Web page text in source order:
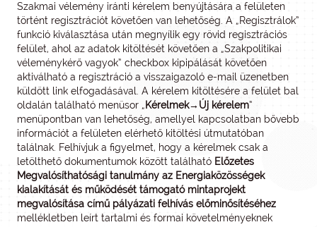
Szakmai vélemény iránti kérelem benyújtására a felületen
történt regisztrációt követően van lehetőség. A „Regisztrálok”
funkció kiválasztása után megnyílik egy rövid regisztrációs
felület, ahol az adatok kitöltését követően a „Szakpolitikai
véleménykérő vagyok” checkbox kipipálását követően
aktiválható a regisztráció a visszaigazoló e-mail üzenetben
küldött link elfogadásával. A kérelem kitöltésére a felület bal
oldalán található menüsor „Kérelmek→Új kérelem”
menüpontban van lehetőség, amellyel kapcsolatban bővebb
információt a felületen elérhető kitöltési útmutatóban
találnak. Felhívjuk a figyelmet, hogy a kérelmek csak a
letölthető dokumentumok között található Előzetes
Megvalósíthatósági tanulmány az Energiaközösségek
kialakítását és működését támogató mintaprojekt
megvalósítása című pályázati felhívás előminősítéséhez
mellékletben leírt tartalmi és formai követelményeknek